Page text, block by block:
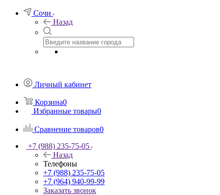
Сочи
Назад
Личный кабинет
Корзина0
Избранные товары0
Сравнение товаров0
+7 (988) 235-75-05
Назад
Телефоны
+7 (988) 235-75-05
+7 (964) 940-99-99
Заказать звонок